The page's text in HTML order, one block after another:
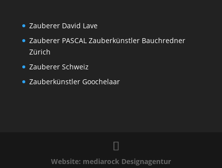
Zauberer David Lave
Zauberer PASCAL Zauberkünstler Bauchredner
Zürich
Zauberer Schweiz
Zauberkünstler Goochelaar
Website: mediarock Designagentur